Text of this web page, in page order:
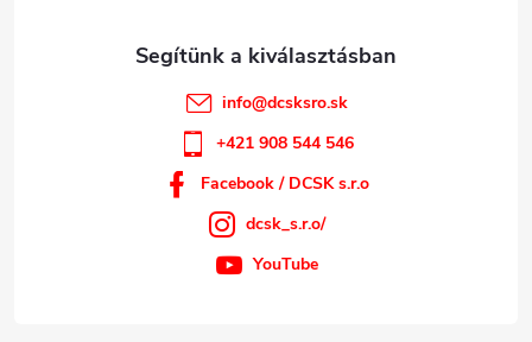
info@dcsksro.sk
+421 908 544 546
Facebook / DCSK s.r.o
dcsk_s.r.o/
YouTube